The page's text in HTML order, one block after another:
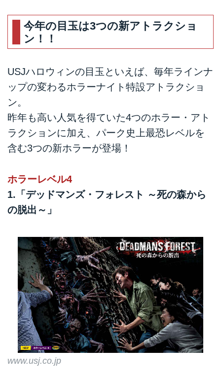
今年の目玉は3つの新アトラクショ
ン！！
USJハロウィンの目玉といえば、毎年ラインナ
ップの変わるホラーナイト特設アトラクショ
ン。
昨年も高い人気を得ていた4つのホラー・アト
ラクションに加え、パーク史上最恐レベルを
含む3つの新ホラーが登場！
ホラーレベル4
1.「デッドマンズ・フォレスト ～死の森から
の脱出～」
www.usj.co.jp